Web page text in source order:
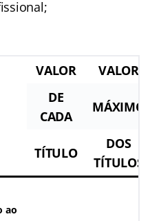
VALOR
VALOR
DE
CADA
MÁXIMO
TÍTULO
DOS
TÍTULOS
ao